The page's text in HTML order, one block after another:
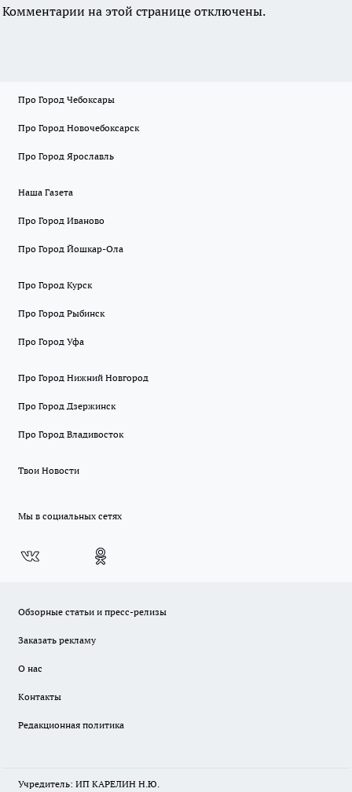
Комментарии на этой странице отключены.
Про Город Чебоксары
Про Город Новочебоксарск
Про Город Ярославль
Наша Газета
Про Город Иваново
Про Город Йошкар-Ола
Про Город Курск
Про Город Рыбинск
Про Город Уфа
Про Город Нижний Новгород
Про Город Дзержинск
Про Город Владивосток
Твои Новости
Мы в социальных сетях
Обзорные статьи и пресс-релизы
Заказать рекламу
О нас
Контакты
Редакционная политика
Учредитель: ИП КАРЕЛИН Н.Ю.